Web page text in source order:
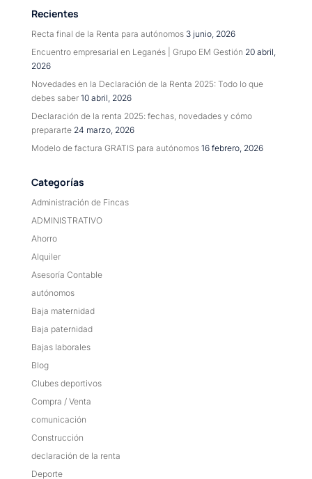
Recientes
Recta final de la Renta para autónomos 3 junio, 2026
Encuentro empresarial en Leganés | Grupo EM Gestión 20 abril,
2026
Novedades en la Declaración de la Renta 2025: Todo lo que
debes saber 10 abril, 2026
Declaración de la renta 2025: fechas, novedades y cómo
prepararte 24 marzo, 2026
Modelo de factura GRATIS para autónomos 16 febrero, 2026
Categorías
Administración de Fincas
ADMINISTRATIVO
Ahorro
Alquiler
Asesoría Contable
autónomos
Baja maternidad
Baja paternidad
Bajas laborales
Blog
Clubes deportivos
Compra / Venta
comunicación
Construcción
declaración de la renta
Deporte